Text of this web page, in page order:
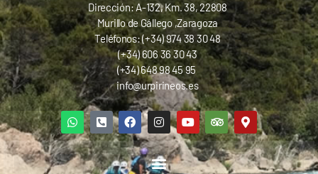
Dirección: A-132, Km. 38, 22808
Murillo de Gállego ,Zaragoza
Teléfonos: (+34) 974 38 30 48
(+34) 606 36 30 43
(+34) 648 98 45 95
info@urpirineos.es